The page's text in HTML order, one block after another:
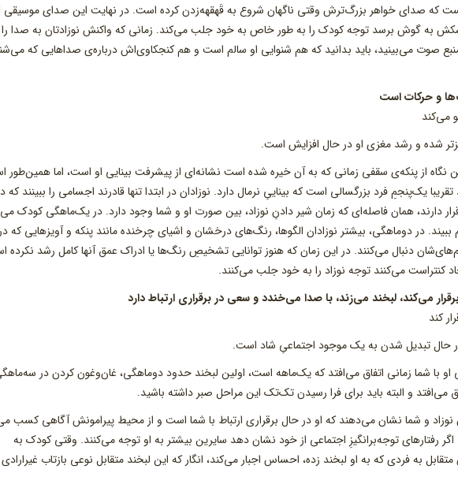
که صدای خواهر بزرگ‌ترش وقتی ناگهان شروع به قَهقهه‌زدن کرده است. در نهایت این صدای
به گوش برسد توجه کودک را به طور خاص به خود جلب می‌کند. زمانی که واکنش نوزادتان به صدا را
صوت می‌بینید، باید بدانید که هم شنوایی او سالم است و هم کنجکاوی‌اش درباره‌ی صداهایی که
می‌کند
شده و رشد مغزی او در حال افزایش است.
نگاه از پنکه‌ی سقفی زمانی که به آن خیره شده‌ است نشانه‌ای از پیشرفت بینایی او است، اما همین‌طور
یک‌پنجمِ فرد بزرگسالی است که بیناییِ نرمال دارد. نوزادان در ابتدا تنها قادرند اجسامی را ببینند که
آنها قرار دارند، همان فاصله‌ای که زمان شیر دادنِ نوزاد، بین صورت او و شما وجود دارد. در یک‌ماهگی کودک
را هم ببیند. در دو‌ماهگی، بیشتر نوزادان الگوها، رنگ‌های درخشان و اشیای چرخنده مانند پنکه و آویزهایی که
دنبال می‌کنند. در این زمان که هنوز توانایی تشخیصِ رنگ‌ها یا ادراک عمق آنها کامل رشد نکرده
کنتراست می‌کنند توجه نوزاد را به خود جلب می‌کنند.
کند
در حال تبدیل شدن به یک موجود اجتماعیِ شاد است.
با شما زمانی اتفاق می‌افتد که یک‌ماهه است، اولین لبخند حدود دوماهگی، غان‌و‌غون کردن در
می‌افتد و البته باید برای فرا رسیدن تک‌تک این مراحل صبر داشته باشید.
و شما نشان می‌دهند که او در حال برقراری ارتباط با شما است و از محیط پیرامونش آگاهی کسب
رفتارهای توجه‌برانگیزِ اجتماعی از خود نشان دهد سایرین بیشتر به او توجه می‌کنند. وقتی کودک به
به فردی که به او لبخند زده، احساس اجبار می‌کند، انگار که این لبخند متقابل نوعی بازتاب غیرارادی